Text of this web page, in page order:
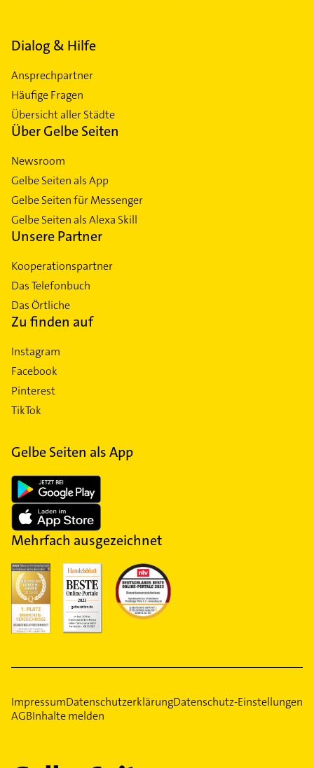
Dialog & Hilfe
Ansprechpartner
Häufige Fragen
Übersicht aller Städte
Über Gelbe Seiten
Newsroom
Gelbe Seiten als App
Gelbe Seiten für Messenger
Gelbe Seiten als Alexa Skill
Unsere Partner
Kooperationspartner
Das Telefonbuch
Das Örtliche
Zu finden auf
Instagram
Facebook
Pinterest
TikTok
Gelbe Seiten als App
Mehrfach ausgezeichnet
ImpressumDatenschutzerklärungDatenschutz-Einstellungen
AGBInhalte melden